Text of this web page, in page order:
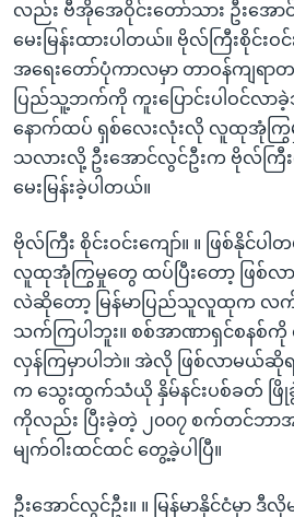
လည်း ဗီအိုအေဝိုင်းတော်သား ဦးအ
မေးမြန်းထားပါတယ်။ ဗိုလ်ကြီးစိုင်းဝ
အရေးတော်ပုံကာလမှာ တာဝန်ကျရာတ
ပြည်သူ့ဘက်ကို ကူးပြောင်းပါဝင်လာ
နောက်ထပ် ရှစ်လေးလုံးလို လူထုအုံကြွမှုက
သလားလို့ ဦးအောင်လွင်ဦးက ဗိုလ်ကြီး
မေးမြန်းခဲ့ပါတယ်။
ဗိုလ်ကြီး စိုင်းဝင်းကျော်။ ။ ဖြစ်နိုင်ပ
လူထုအုံကြွမှုတွေ ထပ်ပြီးတော့ ဖြစ်လ
လဲဆိုတော့ မြန်မာပြည်သူလူထုက လက်
သက်ကြပါဘူး။ စစ်အာဏာရှင်စနစ်
လှန်ကြမှာပါဘဲ။ အဲလို ဖြစ်လာမယ်
က သွေးထွက်သံယို နှိမ်နင်းပစ်ခတ် ဖြိုခွဲဖို့
ကိုလည်း ပြီးခဲ့တဲ့ ၂၀၀၇ စက်တင်ဘာ
မျက်ဝါးထင်ထင် တွေ့ခဲ့ပါပြီ။
ဦးအောင်လွင်ဦး။ ။ မြန်မာနိုင်ငံမှာ